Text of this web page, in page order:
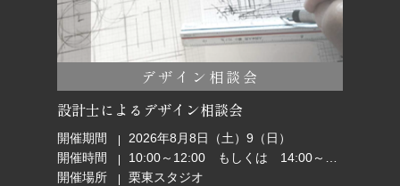
デザイン相談会
設計士によるデザイン相談会
開催期間
2026年8月8日（土）9（日）
開催時間
10:00～12:00 もしくは 14:00～16:00
開催場所
栗東スタジオ